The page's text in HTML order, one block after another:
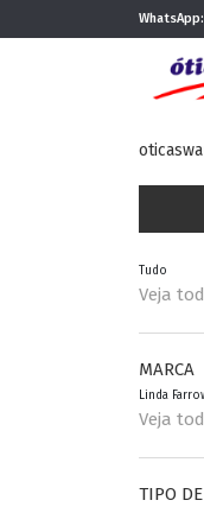
WhatsApp:
POR
Tudo
Veja
MARCA
Linda
Veja
TIPO